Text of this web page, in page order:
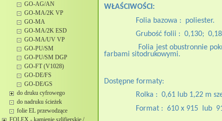
GO-AG/AN
GO-MA/2K VP
GO-MA
GO-MA/2K ESD
GO-MA/UV VP
GO-PU/SM
GO-PU/SM DGP
GO-FT (V1028)
GO-DE/FS
GO-DE/GS
do druku cyfrowego
do nadruku ścieżek
folie EL przewodzące
FOLEX - kamienie szlifierskie /
WŁAŚCIWOŚCI:
Folia bazowa :
poliester.
Grubość folii : 0,130;
Folia jest obustronnie
farbami sitodrukowymi.
Dostępne formaty:
Rolka : 0,61 lub 1,22 m
Format : 610 x 915 lub